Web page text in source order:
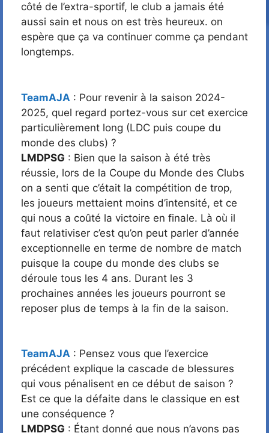
côté de l’extra-sportif, le club a jamais été
aussi sain et nous on est très heureux. on
espère que ça va continuer comme ça pendant
longtemps.
TeamAJA : Pour revenir à la saison 2024-
2025, quel regard portez-vous sur cet exercice
particulièrement long (LDC puis coupe du
monde des clubs) ?
LMDPSG : Bien que la saison à été très
réussie, lors de la Coupe du Monde des Clubs
on a senti que c’était la compétition de trop,
les joueurs mettaient moins d’intensité, et ce
qui nous a coûté la victoire en finale. Là où il
faut relativiser c’est qu’on peut parler d’année
exceptionnelle en terme de nombre de match
puisque la coupe du monde des clubs se
déroule tous les 4 ans. Durant les 3
prochaines années les joueurs pourront se
reposer plus de temps à la fin de la saison.
TeamAJA : Pensez vous que l’exercice
précédent explique la cascade de blessures
qui vous pénalisent en ce début de saison ?
Est ce que la défaite dans le classique en est
une conséquence ?
LMDPSG : Étant donné que nous n’avons pas